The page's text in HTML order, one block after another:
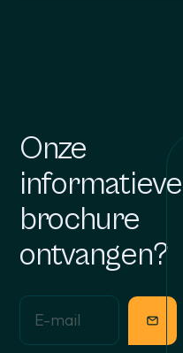
Onze
informatieve
brochure
ontvangen?